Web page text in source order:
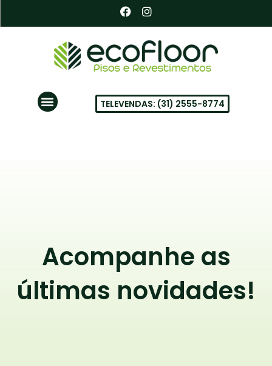
F
a
c
b
o
o
I
n
s
t
a
r
m
Menu
TELEVENDAS: (31) 2555-8774
Acompanhe as
últimas novidades!